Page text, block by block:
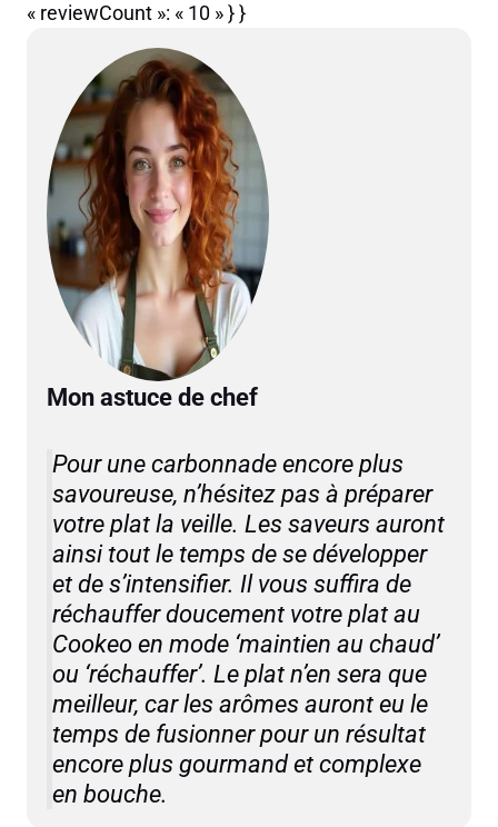
« reviewCount »: « 10 » } }
Mon astuce de chef
Pour une carbonnade encore plus
savoureuse, n’hésitez pas à préparer
votre plat la veille. Les saveurs auront
ainsi tout le temps de se développer
et de s’intensifier. Il vous suffira de
réchauffer doucement votre plat au
Cookeo en mode ‘maintien au chaud’
ou ‘réchauffer’. Le plat n’en sera que
meilleur, car les arômes auront eu le
temps de fusionner pour un résultat
encore plus gourmand et complexe
en bouche.